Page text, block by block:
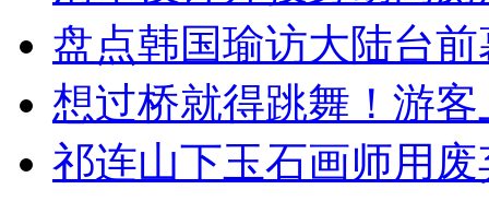
盘点韩国瑜访大陆台
想过桥就得跳舞！游客
祁连山下玉石画师用